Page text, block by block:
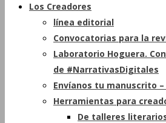
Los Creadores
línea editorial
Convocatorias para la
Laboratorio Hoguera.
de #NarrativasDigitales
Envíanos tu manuscrito
Herramientas para
De talleres